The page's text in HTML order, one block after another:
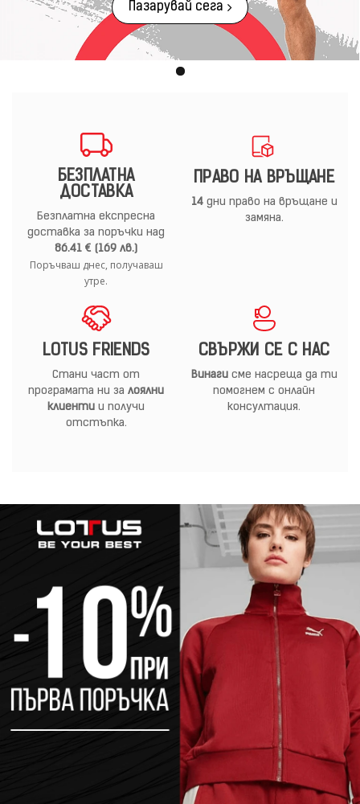
Пазарувай сега
БЕЗПЛАТНА
ДОСТАВКА
Безплатна експресна
доставка за поръчки над
86.41 € (169 лв.)
Поръчваш днес, получаваш
утре.
ПРАВО НА ВРЪЩАНЕ
14дни право на връщане и
замяна.
LOTUS FRIENDS
Стани част от
програмата ни за лоялни
клиенти и получи
отстъпка.
СВЪРЖИ СЕ С НАС
Винагисме насреща да ти
помогнем с онлайн
консултация.